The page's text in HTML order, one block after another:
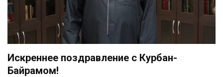
Искреннее поздравление с Курбан-
Байрамом!